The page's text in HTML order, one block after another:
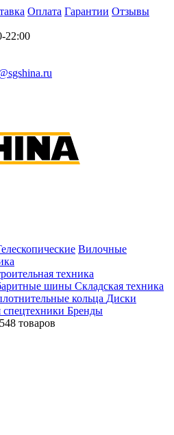
Оплата Гарантии Отзывы
22:00
Вилочные
техника
шины Складская техника
кольца Диски
спецтехники Бренды
товаров